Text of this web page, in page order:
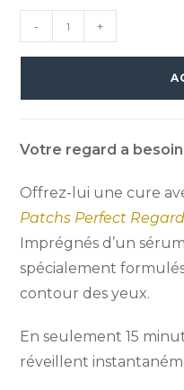
- +
Votre regard a besoin
Offrez-lui une cure
Patchs Perfect
Imprégnés d’un
spécialement
contour des yeux.
En seulement 15
réveillent